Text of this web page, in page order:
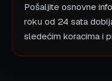
Pošaljite osnovne
roku od 24 sata
sledećim koracima i